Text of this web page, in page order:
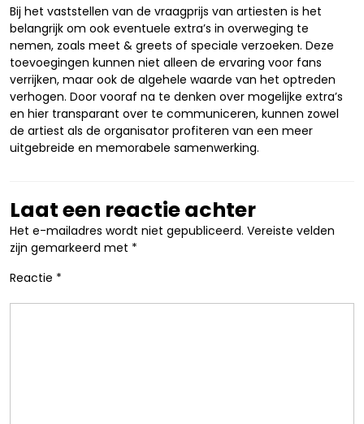
Bij het vaststellen van de vraagprijs van artiesten is het
belangrijk om ook eventuele extra’s in overweging te
nemen, zoals meet & greets of speciale verzoeken. Deze
toevoegingen kunnen niet alleen de ervaring voor fans
verrijken, maar ook de algehele waarde van het optreden
verhogen. Door vooraf na te denken over mogelijke extra’s
en hier transparant over te communiceren, kunnen zowel
de artiest als de organisator profiteren van een meer
uitgebreide en memorabele samenwerking.
Laat een reactie achter
Het e-mailadres wordt niet gepubliceerd. Vereiste velden
zijn gemarkeerd met *
Reactie *